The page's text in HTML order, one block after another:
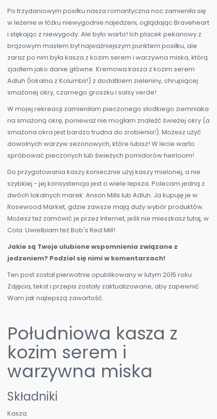
Po trzydaniowym posiłku nasza romantyczna noc zamieniła się
w leżenie w łóżku niewygodnie najedzeni, oglądając Braveheart
i stękając z niewygody. Ale było warto! Ich placek pekanowy z
brązowym masłem był najważniejszym punktem posiłku, ale
zaraz po nim była kasza z kozim serem i warzywna miska, którą
zjadłem jako danie główne. Kremowa kasza z kozim serem
Adluh (lokalna z Kolumbii!) z dodatkiem zieleniny, chrupiącej
smażonej okry, czarnego groszku i salsy verde!
W mojej rekreacji zamieniłam pieczonego słodkiego ziemniaka
na smażoną okrę, ponieważ nie mogłam znaleźć świeżej okry (a
smażona okra jest bardzo trudna do zrobienia!). Możesz użyć
dowolnych warzyw sezonowych, które lubisz! W lecie warto
spróbować pieczonych lub świeżych pomidorów heirloom!
Do przygotowania kaszy koniecznie użyj kaszy mielonej, a nie
szybkiej - jej konsystencja jest o wiele lepsza. Polecam jedną z
dwóch lokalnych marek: Anson Mills lub Adluh. Ja kupuję je w
Rosewood Market, gdzie zawsze mają duży wybór produktów.
Możesz też zamówić je przez Internet, jeśli nie mieszkasz tutaj, w
Cola. Uwielbiam też Bob's Red Mill!
Jakie są Twoje ulubione wspomnienia związane z
jedzeniem? Podziel się nimi w komentarzach!
Ten post został pierwotnie opublikowany w lutym 2015 roku.
Zdjęcia, tekst i przepis zostały zaktualizowane, aby zapewnić
Wam jak najlepszą zawartość.
Południowa kasza z
kozim serem i
warzywna miska
Składniki
Kasza: